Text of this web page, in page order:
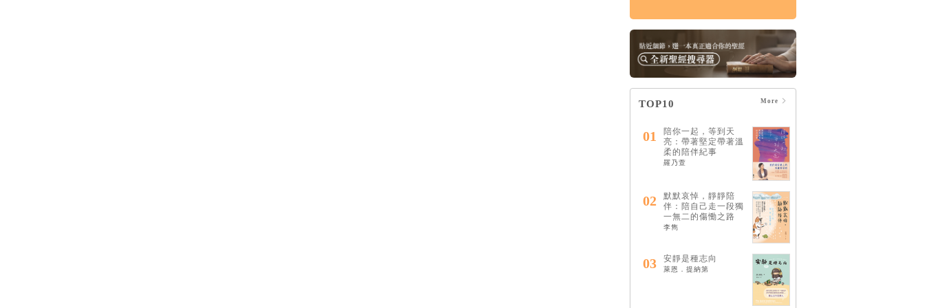
的苦難神學
HK$164 $173
TOP10 More
01
陪你一起，等到天
亮：帶著堅定帶著溫
柔的陪伴紀事
羅乃萱
02
默默哀悼，靜靜陪
伴：陪自己走一段獨
一無二的傷慟之路
李雋
03 安靜是種志向
萊恩．提納第